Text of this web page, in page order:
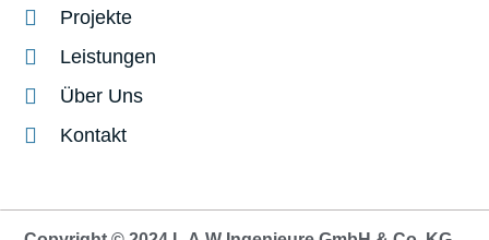
Projekte
Leistungen
Über Uns
Kontakt